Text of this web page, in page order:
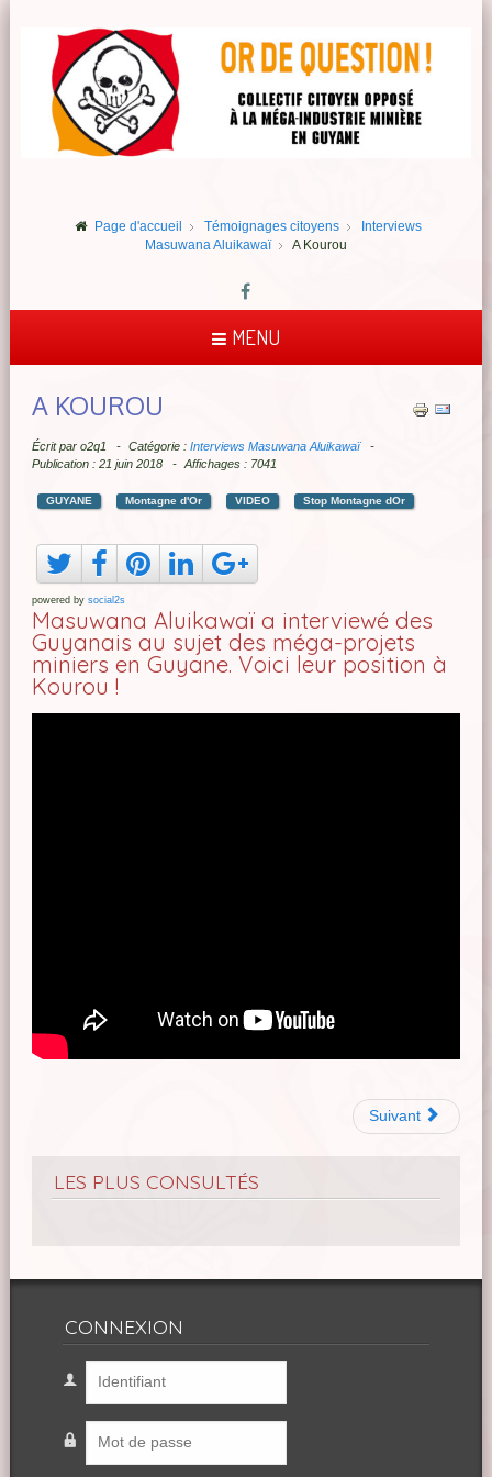
Page d'accueil Témoignages citoyens
Interviews
Masuwana Aluikawaï
A Kourou
MENU
A KOUROU
Écrit par o2q1 Catégorie : Interviews Masuwana Aluikawaï
Publication : 21 juin 2018
Affichages : 7041
GUYANE Montagne d'Or VIDEO Stop Montagne dOr
powered by social2s
Masuwana Aluikawaï a interviewé des
Guyanais au sujet des méga-projets
miniers en Guyane. Voici leur position à
Kourou !
Suivant
LES PLUS CONSULTÉS
CONNEXION